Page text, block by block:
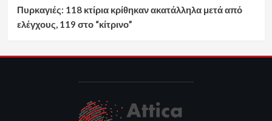
Πυρκαγιές: 118 κτίρια κρίθηκαν ακατάλληλα μετά από
ελέγχους, 119 στο “κίτρινο”